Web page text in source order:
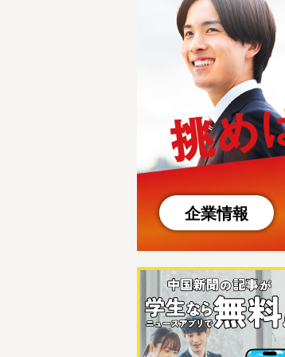
企業情報